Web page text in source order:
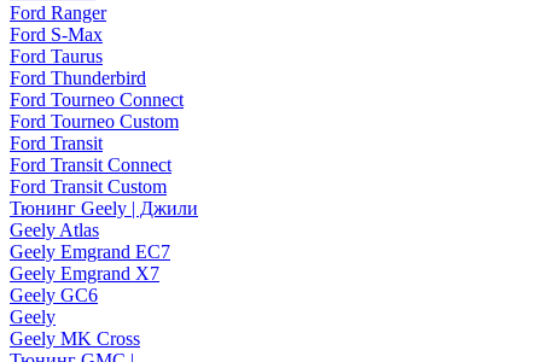
Ford Ranger
Ford S-Max
Ford Taurus
Ford Thunderbird
Ford Tourneo Connect
Ford Tourneo Custom
Ford Transit
Ford Transit Connect
Ford Transit Custom
Тюнинг Geely | Джили
Geely Atlas
Geely Emgrand EC7
Geely Emgrand X7
Geely GC6
Geely
Geely MK Cross